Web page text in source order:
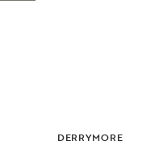
DERRYMORE